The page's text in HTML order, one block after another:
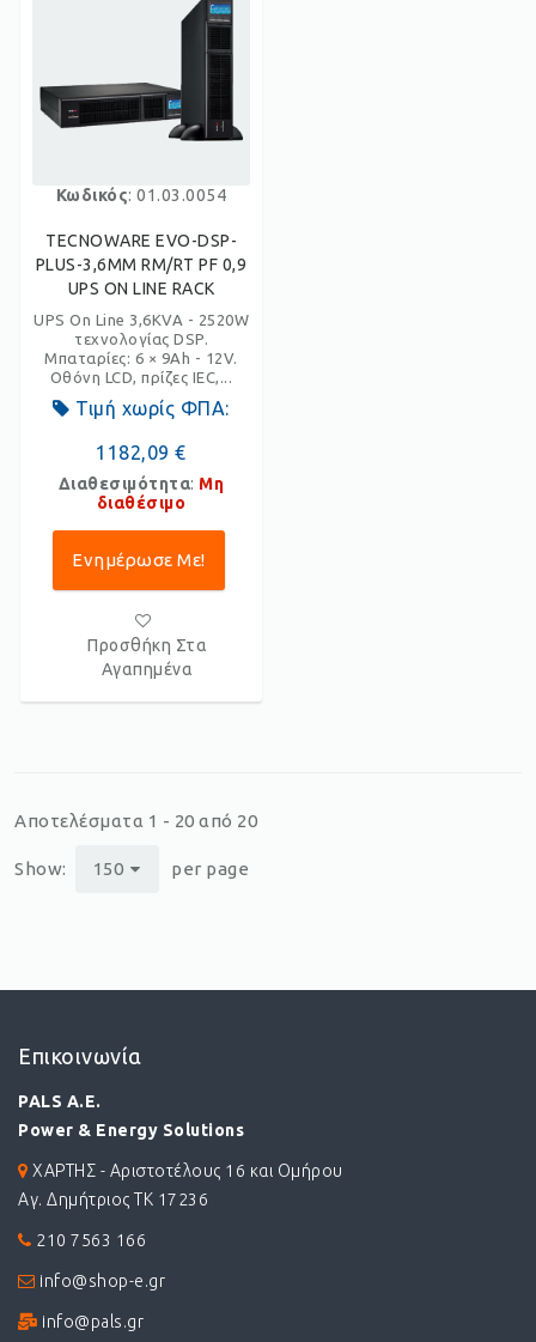
Κωδικός: 01.03.0054
TECNOWARE EVO-DSP-
PLUS-3,6MM RM/RT PF 0,9
UPS ON LINE RACK
UPS On Line 3,6KVA - 2520W
τεχνολογίας DSP.
Μπαταρίες: 6 × 9Ah - 12V.
Οθόνη LCD, πρίζες IEC,...
Τιμή χωρίς ΦΠΑ:
1182,09 €
Διαθεσιμότητα: Μη
διαθέσιμο
Ενημέρωσε Με!
Προσθήκη Στα
Αγαπημένα
Αποτελέσματα 1 - 20 από 20
Show: 150 per page
Επικοινωνία
PALS A.E.
Power & Energy Solutions
ΧΑΡΤΗΣ - Αριστοτέλους 16 και Ομήρου
Αγ. Δημήτριος ΤΚ 17236
210 7563 166
info@shop-e.gr
info@pals.gr